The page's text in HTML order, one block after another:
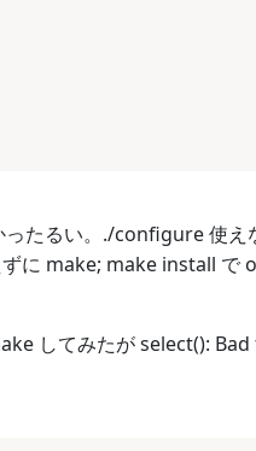
たるい。./configure 使
に make; make install で
してみたが select():